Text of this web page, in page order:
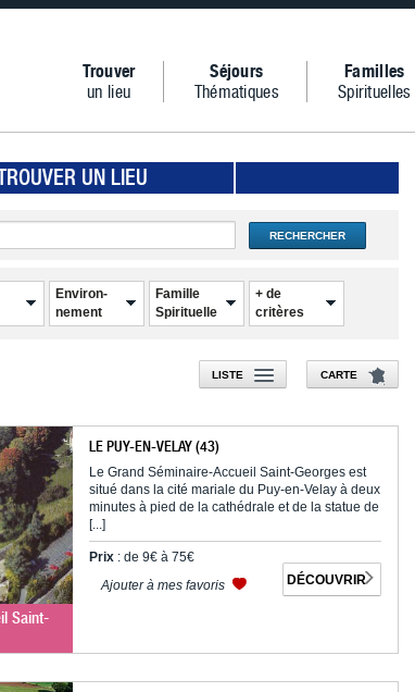
Trouver
un lieu
Séjours
Thématiques
Familles
Spirituelles
UN LIEU
RECHERCHER
Environ-
nement
Famille
Spirituelle
+ de
critères
LISTE CARTE
Saint-
LE PUY-EN-VELAY (43)
Le Grand Séminaire-Accueil Saint-Georges est
situé dans la cité mariale du Puy-en-Velay à deux
minutes à pied de la cathédrale et de la statue de
[...]
Prix: de 9€ à 75€
Ajouter à mes favoris
DÉCOUVRIR